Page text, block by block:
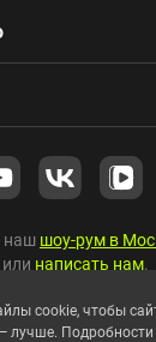
наш шоу-рум в
или написать нам.
HYPERPC.
cookie, чтобы
лучше.